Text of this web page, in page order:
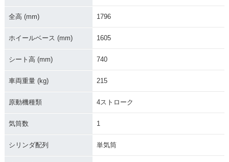
全高 (mm) 1796
ホイールベース (mm) 1605
シート高 (mm) 740
車両重量 (kg) 215
原動機種類 4ストローク
気筒数 1
シリンダ配列 単気筒